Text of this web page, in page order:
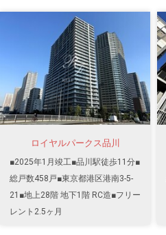
ロイヤルパークス品川
■2025年1月竣工■品川駅徒歩11分■
総戸数458戸■東京都港区港南3-5-
21■地上28階 地下1階 RC造■フリー
レント2.5ヶ月